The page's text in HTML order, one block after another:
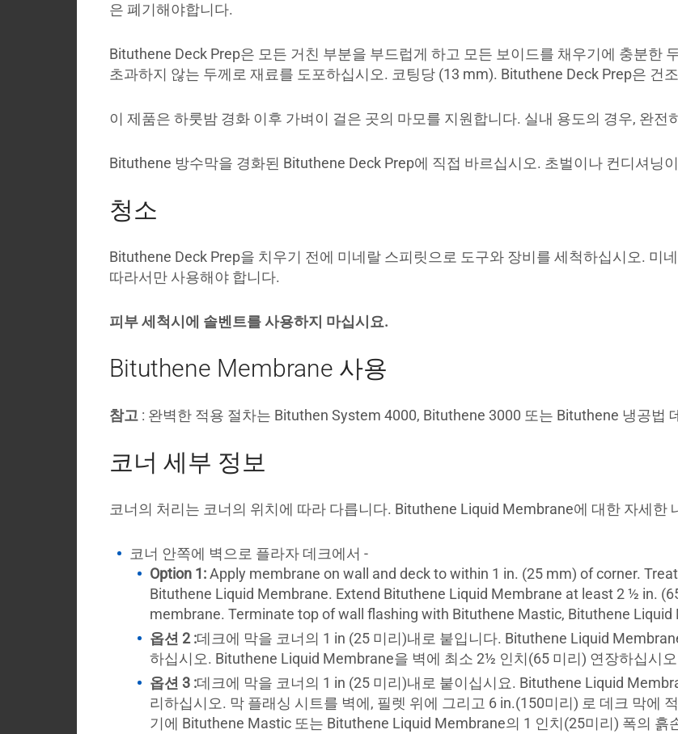
은 폐기해야합니다.
Bituthene Deck Prep은 모든 거친 부분을 부드럽게 하고 모든 보이드를 채우기에 충분한
초과하지 않는 두께로 재료를 도포하십시오. 코팅당 (13 mm). Bituthene Deck Prep은 건
이 제품은 하룻밤 경화 이후 가벼이 걸은 곳의 마모를 지원합니다. 실내 용도의 경우, 완
Bituthene 방수막을 경화된 Bituthene Deck Prep에 직접 바르십시오. 초벌이나 컨디셔닝
청소
Bituthene Deck Prep을 치우기 전에 미네랄 스피릿으로 도구와 장비를 세척하십시오. 미
따라서만 사용해야 합니다.
피부 세척시에 솔벤트를 사용하지 마십시요.
Bituthene Membrane 사용
참고 : 완벽한 적용 절차는 Bituthen System 4000, Bituthene 3000 또는 Bituthene 냉공법
코너 세부 정보
코너의 처리는 코너의 위치에 따라 다릅니다. Bituthene Liquid Membrane에 대한 자세한
코너 안쪽에 벽으로 플라자 데크에서 -
Option 1:Apply membrane on wall and deck to within 1 in. (25 mm) of corner.
Bituthene Liquid Membrane. Extend Bituthene Liquid Membrane at least 2 ½ in.
membrane. Terminate top of wall flashing with Bituthene Mastic, Bituthene
옵션 2 :데크에 막을 코너의 1 in (25 미리)내로 붙입니다. Bituthene Liquid
하십시오. Bituthene Liquid Membrane을 벽에 최소 2½ 인치(65 미리) 연장하십시
옵션 3 :데크에 막을 코너의 1 in (25 미리)내로 붙이십시요. Bituthene Liquid
리하십시오. 막 플래싱 시트를 벽에, 필렛 위에 그리고 6 in.(150미리) 로 데크 막에
기에 Bituthene Mastic 또는 Bituthene Liquid Membrane의 1 인치(25미리) 폭의